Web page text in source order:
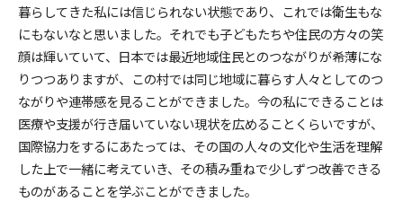
暮らしてきた私には信じられない状態であり、これでは衛生もな
にもないなと思いました。それでも子どもたちや住民の方々の笑
顔は輝いていて、日本では最近地域住民とのつながりが希薄にな
りつつありますが、この村では同じ地域に暮らす人々としてのつ
ながりや連帯感を見ることができました。今の私にできることは
医療や支援が行き届いていない現状を広めることくらいですが、
国際協力をするにあたっては、その国の人々の文化や生活を理解
した上で一緒に考えていき、その積み重ねで少しずつ改善できる
ものがあることを学ぶことができました。